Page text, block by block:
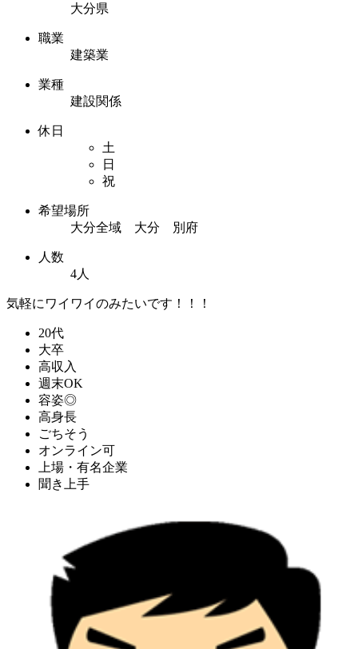
大分県
職業
建築業
業種
建設関係
休日
土
日
祝
希望場所
大分全域 大分 別府
人数
4人
気軽にワイワイのみたいです！！！
20代
大卒
高収入
週末OK
容姿◎
高身長
ごちそう
オンライン可
上場・有名企業
聞き上手